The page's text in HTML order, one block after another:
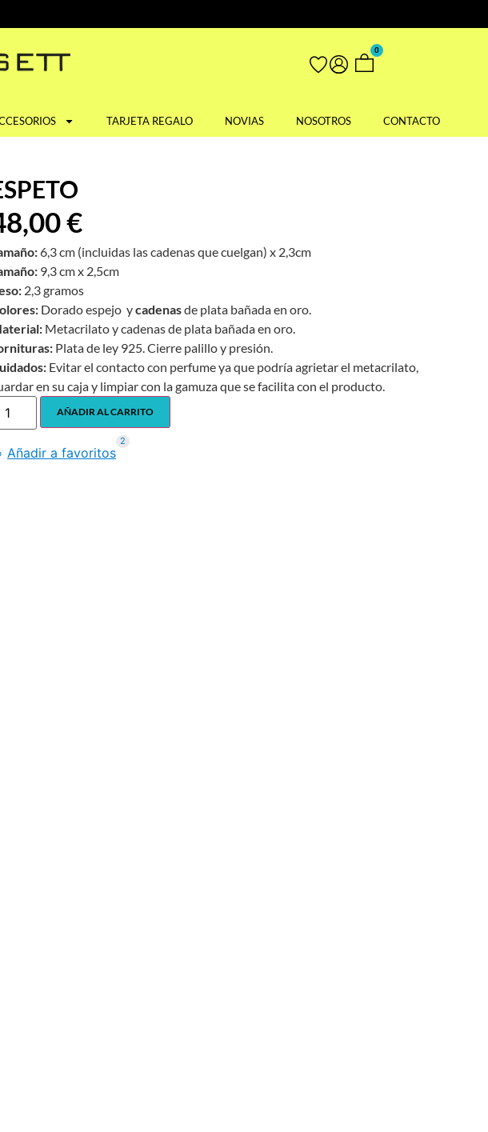
0
TARJETA REGALO NOVIAS NOSOTROS CONTACTO
€
6,3 cm (incluidas las cadenas que cuelgan) x 2,3cm
9,3 cm x 2,5cm
2,3 gramos
Dorado espejo ycadenasde plata bañada en oro.
Metacrilato y cadenas de plata bañada en oro.
Plata de ley 925. Cierre palillo y presión.
Evitar el contacto con perfume ya que podría agrietar el metacrilato,
en su caja y limpiar con la gamuza que se facilita con el producto.
AÑADIR AL CARRITO
Añadir a favoritos
2